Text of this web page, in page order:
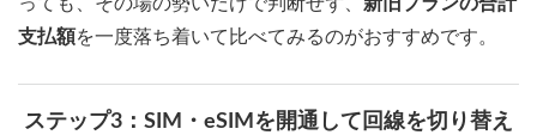
支払額を一度落ち着いて比べてみるのがおすすめです。
ステップ3：SIM・eSIMを開通して回線を切り替え